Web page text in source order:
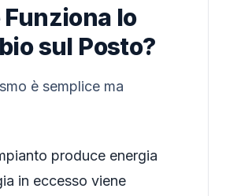
Funziona lo
sul Posto?
è semplice ma
produce energia
in eccesso viene